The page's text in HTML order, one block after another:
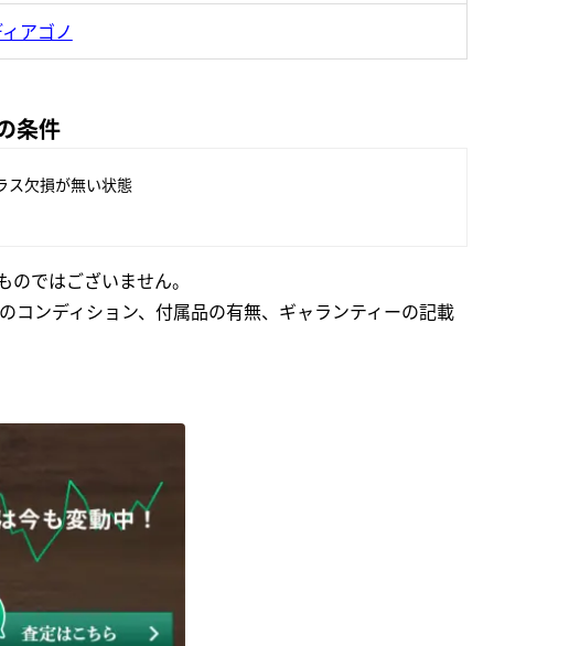
アゴノ
条件
ス欠損が無い状態
ではございません。
ンディション、付属品の有無、ギャランティーの記載